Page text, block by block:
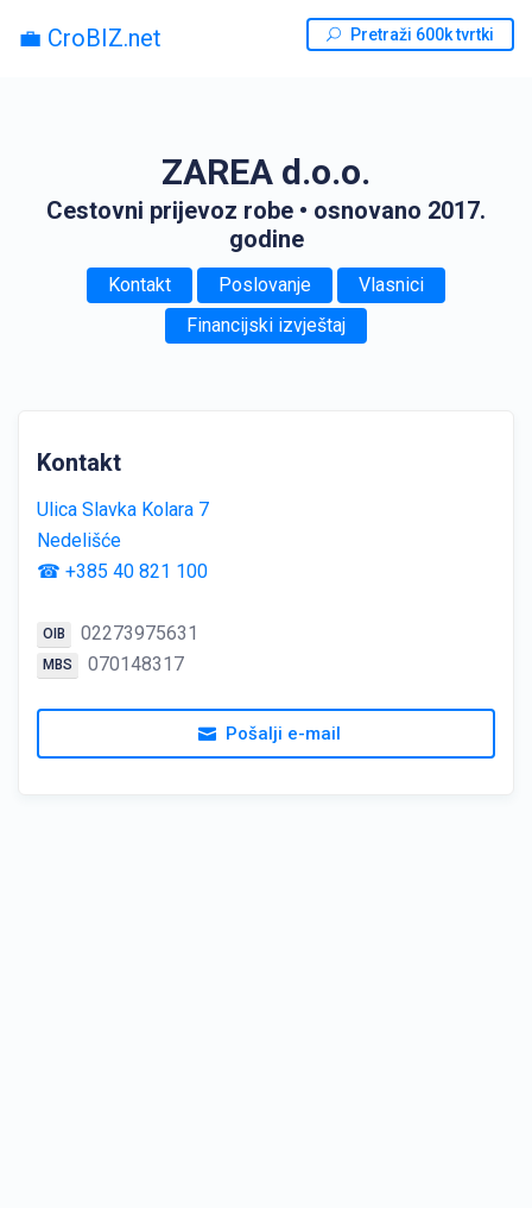
💼 CroBIZ.net Pretraži 600k tvrtki
ZAREA d.o.o.
Cestovni prijevoz robe • osnovano 2017.
godine
Kontakt Poslovanje
Vlasnici
Financijski izvještaj
Kontakt
Ulica Slavka Kolara 7
Nedelišće
☎ +385 40 821 100
OIB 02273975631
MBS 070148317
Pošalji e-mail